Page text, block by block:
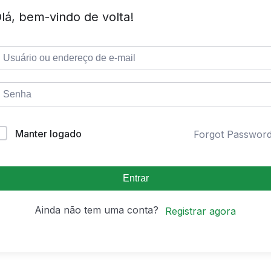
bem-vindo de volta!
Manter logado Forgot
Entrar
Ainda não tem uma conta? Registrar agora